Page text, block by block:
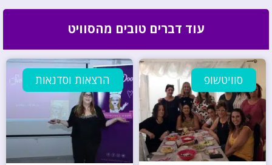
עוד דברים טובים מהסוויט
סוויטשופ הרצאות וסדנאות